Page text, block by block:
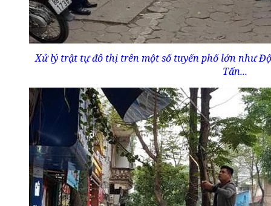
Xử lý trật tự đô thị trên một số tuyến phố lớn như
Tấn...